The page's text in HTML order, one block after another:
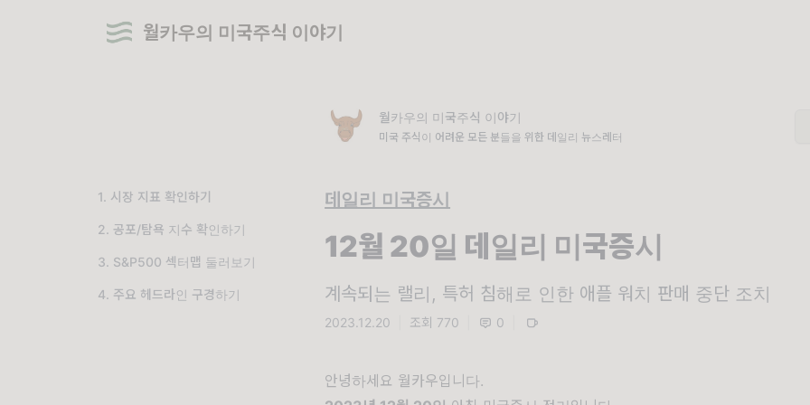
월카우의 미국주식 이야기
1. 시장 지표 확인하기
2. 공포/탐욕 지수 확인하기
3. S&P500 섹터맵 둘러보기
4. 주요 헤드라인 구경하기
월카우의 미국주식 이야기
미국 주식이 어려운 모든 분들을 위한 데일리 뉴스레터
데일리 미국증시
12월 20일 데일리 미국증시
계속되는 랠리, 특허 침해로 인한 애플 워치 판매 중단 조치
2023.12.20 조회 770 0
안녕하세요 월카우입니다.